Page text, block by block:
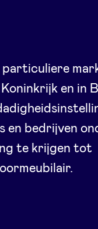
particuliere
en in
en bedrijven
te krijgen tot